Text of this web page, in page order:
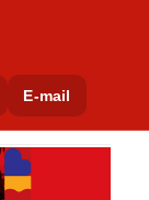
E-mail